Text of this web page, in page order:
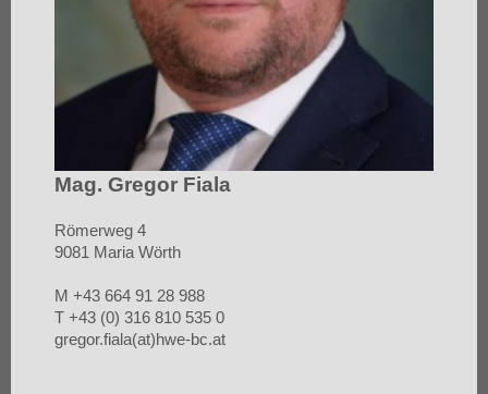
Mag. Gregor Fiala
Römerweg 4
9081 Maria Wörth
M +43 664 91 28 988
T +43 (0) 316 810 535 0
gregor.fiala(at)hwe-bc.at